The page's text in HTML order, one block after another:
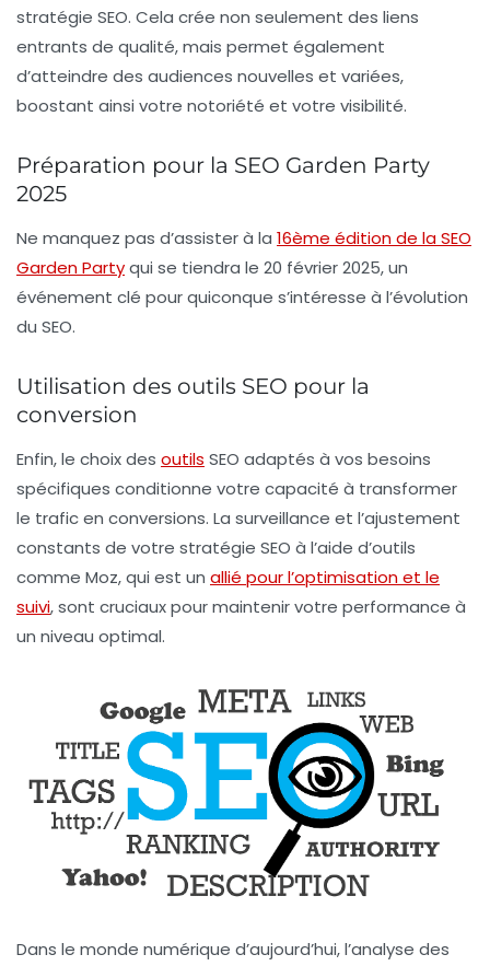
stratégie SEO. Cela crée non seulement des liens
entrants de qualité, mais permet également
d’atteindre des audiences nouvelles et variées,
boostant ainsi votre notoriété et votre visibilité.
Préparation pour la SEO Garden Party
2025
Ne manquez pas d’assister à la 16ème édition de la SEO
Garden Partyqui se tiendra le 20 février 2025, un
événement clé pour quiconque s’intéresse à l’évolution
du SEO.
Utilisation des outils SEO pour la
conversion
Enfin, le choix des outils SEO adaptés à vos besoins
spécifiques conditionne votre capacité à transformer
le trafic en conversions. La surveillance et l’ajustement
constants de votre stratégie SEO à l’aide d’outils
comme Moz, qui est un allié pour l’optimisation et le
suivi, sont cruciaux pour maintenir votre performance à
un niveau optimal.
Dans le monde numérique d’aujourd’hui, l’analyse des